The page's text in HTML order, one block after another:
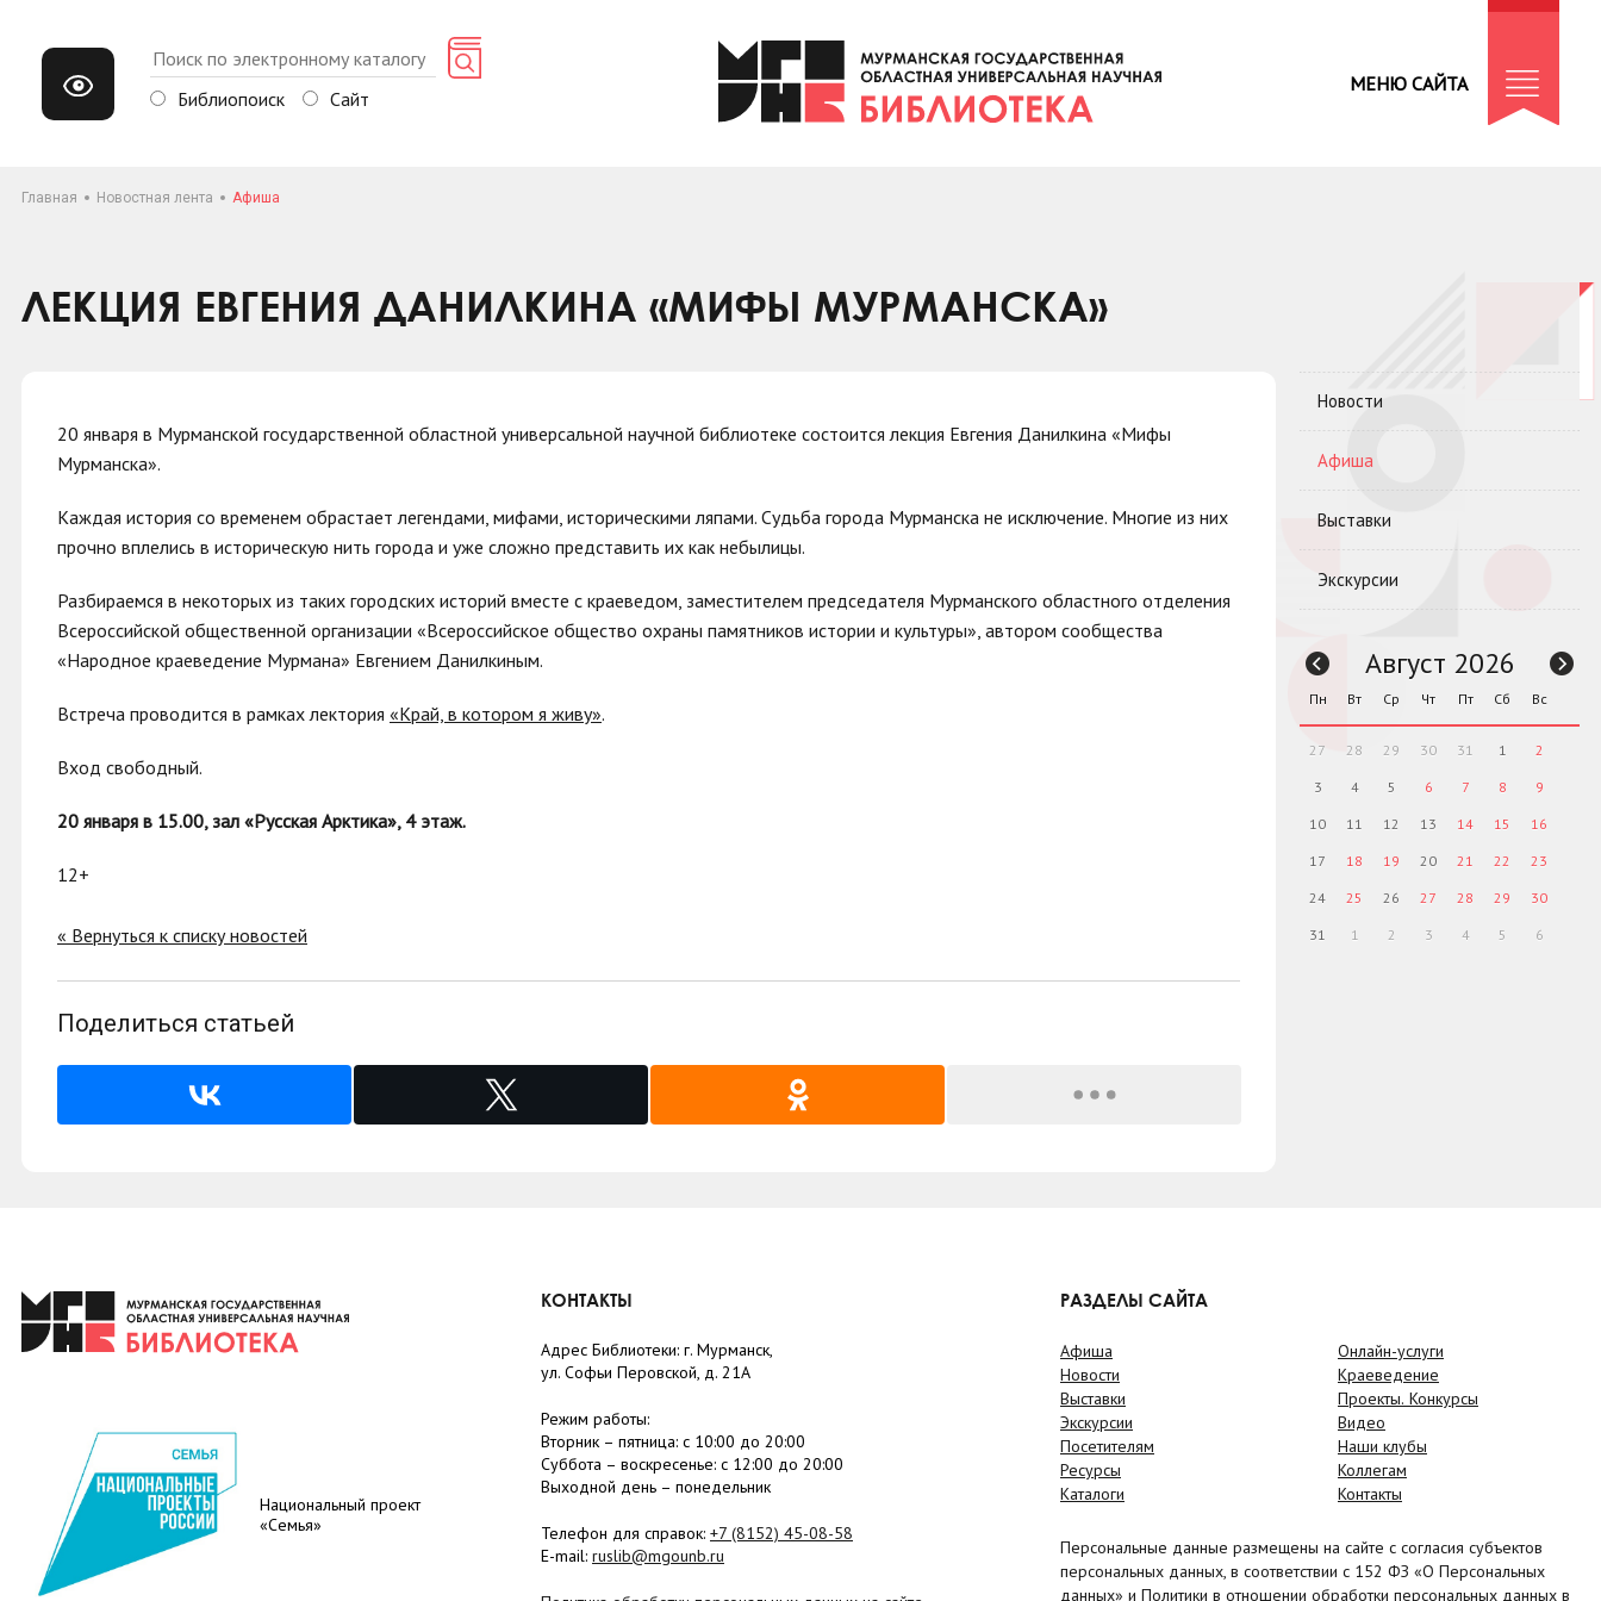
Библиопоиск Сайт
МЕНЮ САЙТА
Главная Новостная лента Афиша
ЛЕКЦИЯ ЕВГЕНИЯ ДАНИЛКИНА «МИФЫ МУРМАНСКА»
20 января в Мурманской государственной областной универсальной научной библиотеке состоится лекция Евгения Данилкина «Мифы
Мурманска».
Каждая история со временем обрастает легендами, мифами, историческими ляпами. Судьба города Мурманска не исключение. Многие из них
прочно вплелись в историческую нить города и уже сложно представить их как небылицы.
Разбираемся в некоторых из таких городских историй вместе с краеведом, заместителем председателя Мурманского областного отделения
Всероссийской общественной организации «Всероссийское общество охраны памятников истории и культуры», автором сообщества
«Народное краеведение Мурмана» Евгением Данилкиным.
Встреча проводится в рамках лектория «Край, в котором я живу».
Вход свободный.
20 января в 15.00, зал «Русская Арктика», 4 этаж.
12+
« Вернуться к списку новостей
Поделиться статьей
Новости
Афиша
Выставки
Экскурсии
Август 2026
Пн Вт Ср Чт Пт Сб Вс
27 28 29 30 31 1 2
3 4 5 6 7 8 9
10 11 12 13 14 15 16
17 18 19 20 21 22 23
24 25 26 27 28 29 30
31 1 2 3 4 5 6
Национальный проект
«Семья»
КОНТАКТЫ
Адрес Библиотеки: г. Мурманск,
ул. Софьи Перовской, д. 21А
Режим работы:
Вторник – пятница: с 10:00 до 20:00
Суббота – воскресенье: c 12:00 до 20:00
Выходной день – понедельник
Телефон для справок: +7 (8152) 45-08-58
E-mail: ruslib@mgounb.ru
РАЗДЕЛЫ САЙТА
Афиша
Новости
Выставки
Экскурсии
Посетителям
Ресурсы
Каталоги
Онлайн-услуги
Краеведение
Проекты. Конкурсы
Видео
Наши клубы
Коллегам
Контакты
Персональные данные размещены на сайте с согласия субъектов
персональных данных, в соответствии с 152 ФЗ «О Персональных
данных» и Политики в отношении обработки персональных данных в